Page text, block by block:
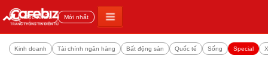
Đọc nhiều Mới nhất
Kinh doanh Tài chính ngân hàng Bất động sản Quốc tế Sống Special